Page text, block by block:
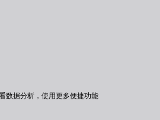
数据分析，使用更多便捷功能